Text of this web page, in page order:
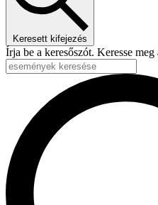
Keresett kifejezés
Írja be a keresőszót. Keresse